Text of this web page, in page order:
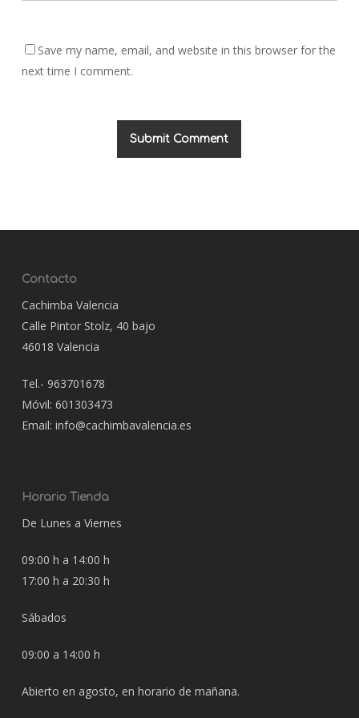
Save my name, email, and website in this browser for the
next time I comment.
Contacto
Cachimba Valencia
Calle Pintor Stolz, 40 bajo
46018 Valencia
Tel.- 963701678
Móvil: 601303473
Email: info@cachimbavalencia.es
Horario Tienda
De Lunes a Viernes
09:00 h a 14:00 h
17:00 h a 20:30 h
Sábados
09:00 a 14:00 h
Abierto en agosto, en horario de mañana.